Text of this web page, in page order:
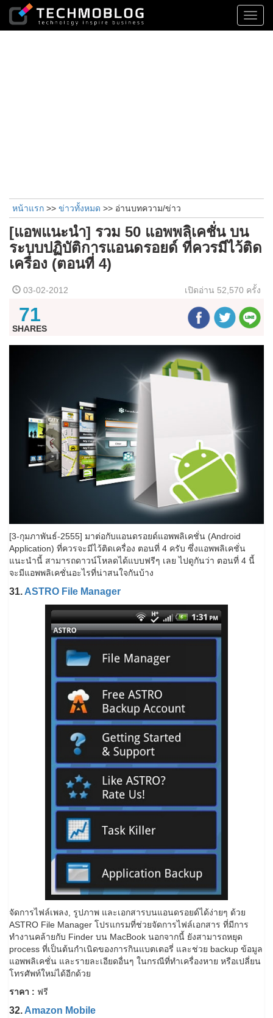
หน้าแรก >> ข่าวทั้งหมด >> อ่านบทความ/ข่าว
[แอพแนะนำ] รวม 50 แอพพลิเคชั่น บน
ระบบปฏิบัติการแอนดรอยด์ ที่ควรมีไว้ติด
เครื่อง (ตอนที่ 4)
03-02-2012 เปิดอ่าน 52,570 ครั้ง
71
SHARES
[3-กุมภาพันธ์-2555] มาต่อกับแอนดรอยด์แอพพลิเคชั่น (Android
Application) ที่ควรจะมีไว้ติดเครื่อง ตอนที่ 4 ครับ ซึ่งแอพพลิเคชั่น
แนะนำนี้ สามารถดาวน์โหลดได้แบบฟรีๆ เลย ไปดูกันว่า ตอนที่ 4 นี้
จะมีแอพพลิเคชั่นอะไรที่น่าสนใจกันบ้าง
31. ASTRO File Manager
จัดการไฟล์เพลง, รูปภาพ และเอกสารบนแอนดรอยด์ได้ง่ายๆ ด้วย
ASTRO File Manager โปรแกรมที่ช่วยจัดการไฟล์เอกสาร ที่มีการ
ทำงานคล้ายกับ Finder บน MacBook นอกจากนี้ ยังสามารถหยุด
process ที่เป็นต้นกำเนิดของการกินแบตเตอรี่ และช่วย backup ข้อมูล
แอพพลิเคชั่น และรายละเอียดอื่นๆ ในกรณีที่ทำเครื่องหาย หรือเปลี่ยน
โทรศัพท์ใหม่ได้อีกด้วย
ราคา : ฟรี
32. Amazon Mobile